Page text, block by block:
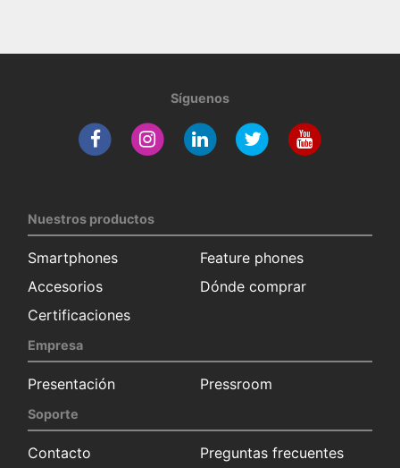
Síguenos
Nuestros productos
Smartphones
Feature phones
Accesorios
Dónde comprar
Certificaciones
Empresa
Presentación Pressroom
Soporte
Contacto Preguntas frecuentes